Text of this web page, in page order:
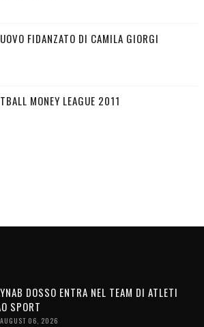
FIDANZATO DI CAMILA GIORGI
MONEY LEAGUE 2011
DOSSO ENTRA NEL TEAM DI ATLETI
SPORT
AUGUST 06, 2026